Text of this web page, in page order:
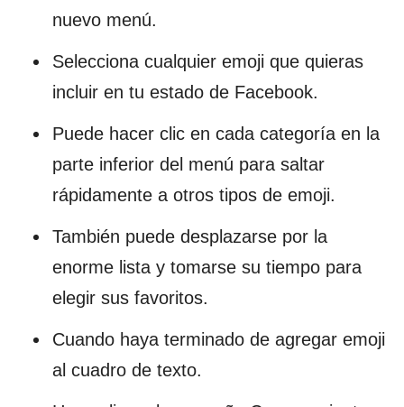
nuevo menú.
Selecciona cualquier emoji que quieras
incluir en tu estado de Facebook.
Puede hacer clic en cada categoría en la
parte inferior del menú para saltar
rápidamente a otros tipos de emoji.
También puede desplazarse por la
enorme lista y tomarse su tiempo para
elegir sus favoritos.
Cuando haya terminado de agregar emoji
al cuadro de texto.